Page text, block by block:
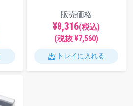
販売価格
¥8,316(税込)
(税抜 ¥7,560)
トレイに入れる